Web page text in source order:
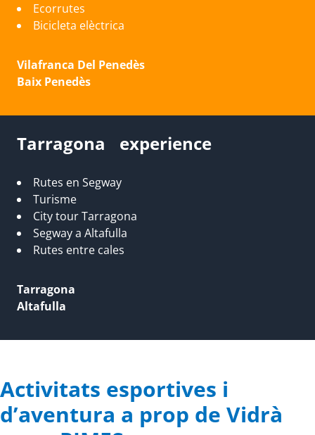
Ecorrutes
Bicicleta elèctrica
Vilafranca Del Penedès
Baix Penedès
Tarragona experience
Rutes en Segway
Turisme
City tour Tarragona
Segway a Altafulla
Rutes entre cales
Tarragona
Altafulla
Activitats esportives i
d’aventura a prop de Vidrà